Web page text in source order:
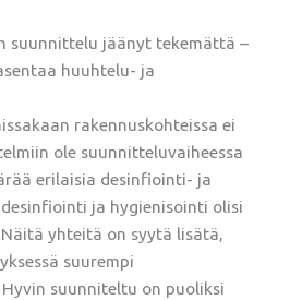
suunnittelu jäänyt tekemättä –
huuhtelu- ja
rakennuskohteissa ei
ole suunnitteluvaiheessa
erilaisia desinfiointi- ja
ja hygienisointi olisi
yhteitä on syytä lisätä,
suurempi
suunniteltu on puoliksi